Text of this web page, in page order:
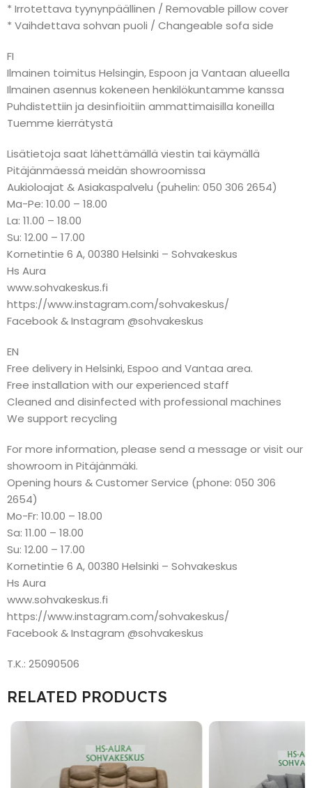
* Irrotettava tyynynpäällinen / Removable pillow cover
* Vaihdettava sohvan puoli / Changeable sofa side
FI
Ilmainen toimitus Helsingin, Espoon ja Vantaan alueella
Ilmainen asennus kokeneen henkilökuntamme kanssa
Puhdistettiin ja desinfioitiin ammattimaisilla koneilla
Tuemme kierrätystä
Lisätietoja saat lähettämällä viestin tai käymällä
Pitäjänmäessä meidän showroomissa
Aukioloajat & Asiakaspalvelu (puhelin: 050 306 2654)
Ma-Pe: 10.00 – 18.00
La: 11.00 – 18.00
Su: 12.00 – 17.00
Kornetintie 6 A, 00380 Helsinki – Sohvakeskus
Hs Aura
www.sohvakeskus.fi
https://www.instagram.com/sohvakeskus/
Facebook & Instagram @sohvakeskus
EN
Free delivery in Helsinki, Espoo and Vantaa area.
Free installation with our experienced staff
Cleaned and disinfected with professional machines
We support recycling
For more information, please send a message or visit our
showroom in Pitäjänmäki.
Opening hours & Customer Service (phone: 050 306
2654)
Mo-Fr: 10.00 – 18.00
Sa: 11.00 – 18.00
Su: 12.00 – 17.00
Kornetintie 6 A, 00380 Helsinki – Sohvakeskus
Hs Aura
www.sohvakeskus.fi
https://www.instagram.com/sohvakeskus/
Facebook & Instagram @sohvakeskus
T.K.: 25090506
RELATED PRODUCTS